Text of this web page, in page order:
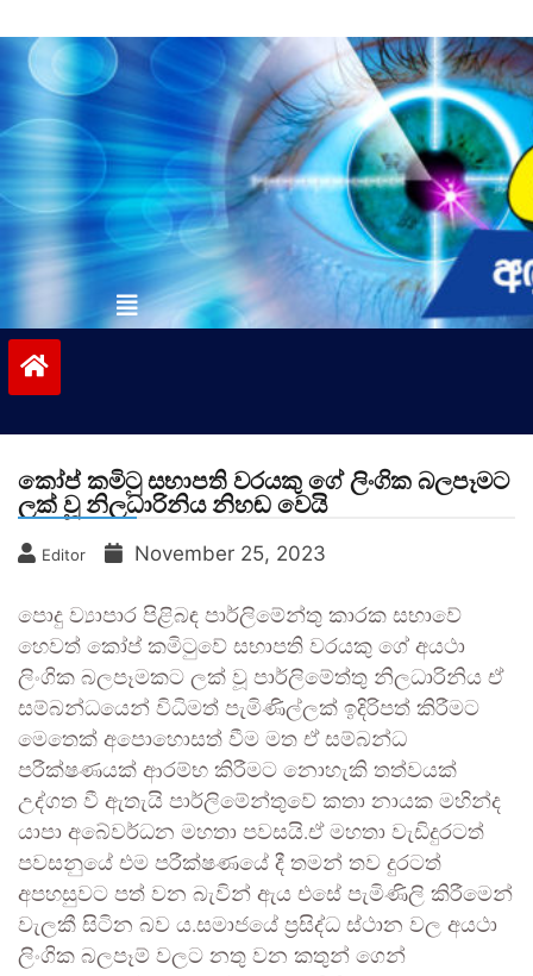
to
contentvinivida.lk
කෝප් කමිටු සභාපති වරයකු ගේ ලිංගික බලපෑමට
ලක් වූ නිලධාරිනිය නිහඬ වෙයි
Editor November 25, 2023
පොදු ව්‍යාපාර පිළිබඳ පාර්ලිමේන්තු කාරක සභාවේ
හෙවත් කෝප් කමිටුවේ සභාපති වරයකු ගේ අයථා
ලිංගික බලපෑමකට ලක් වූ පාර්ලිමේත්තු නිලධාරිනිය ඒ
සම්බන්ධයෙන් විධිමත් පැමිණිල්ලක් ඉදිරිපත් කිරීමට
මෙතෙක් අපොහොසත් වීම මත ඒ සම්බන්ධ
පරීක්ෂණයක් ආරම්භ කිරීමට නොහැකි තත්වයක්
උද්ගත වී ඇතැයි පාර්ලිමේන්තුවේ කතා නායක මහින්ද
යාපා අබේවර්ධන මහතා පවසයි.ඒ මහතා වැඩිදුරටත්
පවසනුයේ එම පරීක්ෂණයේ දී තමන් තව දුරටත්
අපහසුවට පත් වන බැවින් ඇය එසේ පැමිණිලි කිරීමෙන්
වැලකී සිටින බව ය.සමාජයේ ප්‍රසිද්ධ ස්ථාන වල අයථා
ලිංගික බලපෑම් වලට නතු වන කතුන් ගෙන්